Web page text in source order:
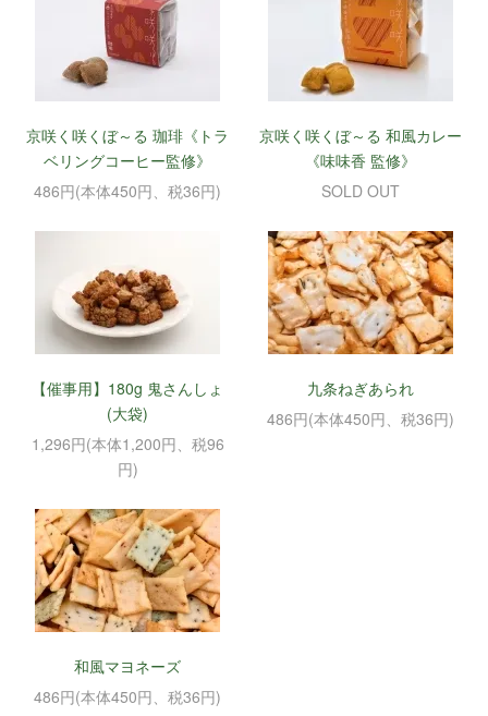
京咲く咲くぼ～る 珈琲《トラ
ベリングコーヒー監修》
486円(本体450円、税36円)
京咲く咲くぼ～る 和風カレー
《味味香 監修》
SOLD OUT
【催事用】180g 鬼さんしょ
(大袋)
1,296円(本体1,200円、税96
円)
九条ねぎあられ
486円(本体450円、税36円)
和風マヨネーズ
486円(本体450円、税36円)